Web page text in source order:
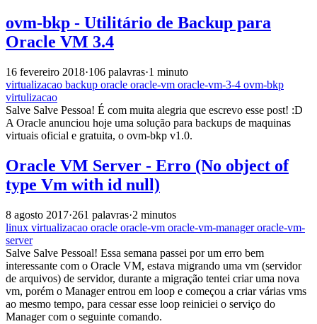
ovm-bkp - Utilitário de Backup para
Oracle VM 3.4
16 fevereiro 2018·106 palavras·1 minuto
virtualizacao backup oracle oracle-vm oracle-vm-3-4 ovm-bkp
virtulizacao
Salve Salve Pessoa! É com muita alegria que escrevo esse post! :D
A Oracle anunciou hoje uma solução para backups de maquinas
virtuais oficial e gratuita, o ovm-bkp v1.0.
Oracle VM Server - Erro (No object of
type Vm with id null)
8 agosto 2017·261 palavras·2 minutos
linux virtualizacao oracle oracle-vm oracle-vm-manageroracle-vm-
server
Salve Salve Pessoal! Essa semana passei por um erro bem
interessante com o Oracle VM, estava migrando uma vm (servidor
de arquivos) de servidor, durante a migração tentei criar uma nova
vm, porém o Manager entrou em loop e começou a criar várias vms
ao mesmo tempo, para cessar esse loop reiniciei o serviço do
Manager com o seguinte comando.